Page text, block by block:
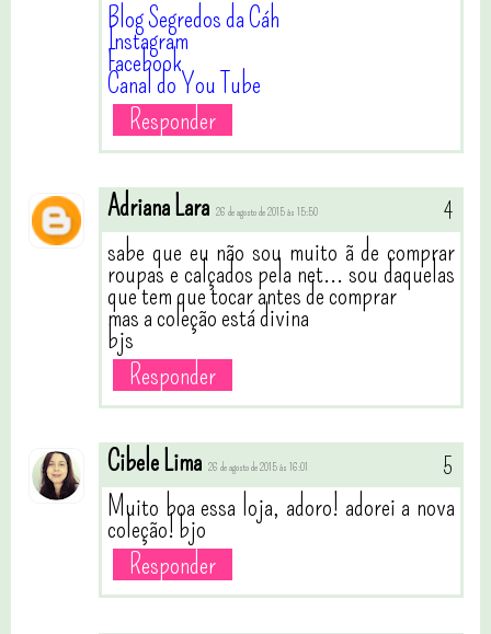
Blog Segredos da Cáh
Instagram
Facebook
Canal do You Tube
Responder
Adriana Lara 26 de agosto de 2015 às 15:50
sabe que eu não sou muito ã de comprar
roupas e calçados pela net... sou daquelas
que tem que tocar antes de comprar
mas a coleção está divina
bjs
Responder
Cibele Lima 26 de agosto de 2015 às 16:01
Muito boa essa loja, adoro! adorei a nova
coleção! bjo
Responder